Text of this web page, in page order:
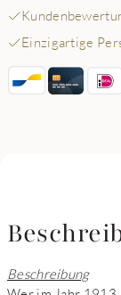
Einzigartige
Beschreibung